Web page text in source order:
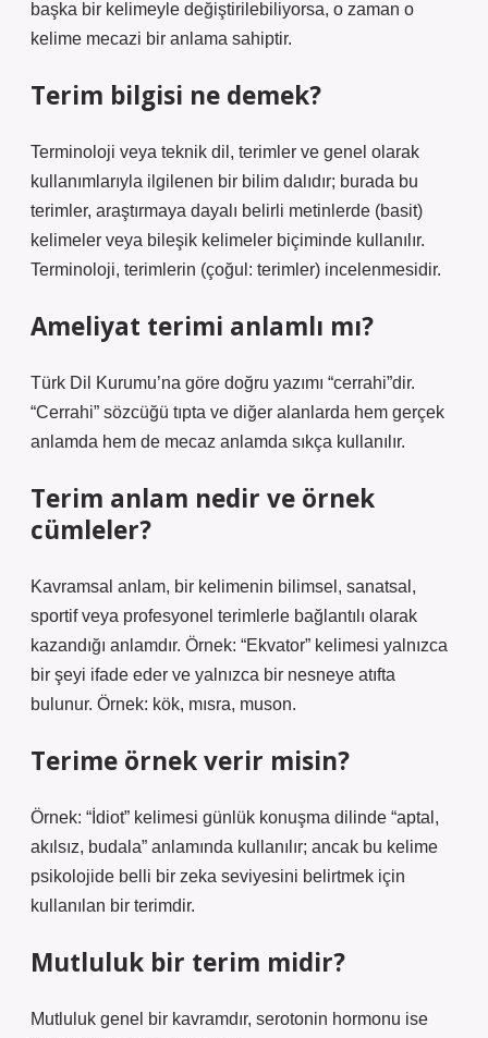
başka bir kelimeyle değiştirilebiliyorsa, o zaman o
kelime mecazi bir anlama sahiptir.
Terim bilgisi ne demek?
Terminoloji veya teknik dil, terimler ve genel olarak
kullanımlarıyla ilgilenen bir bilim dalıdır; burada bu
terimler, araştırmaya dayalı belirli metinlerde (basit)
kelimeler veya bileşik kelimeler biçiminde kullanılır.
Terminoloji, terimlerin (çoğul: terimler) incelenmesidir.
Ameliyat terimi anlamlı mı?
Türk Dil Kurumu’na göre doğru yazımı “cerrahi”dir.
“Cerrahi” sözcüğü tıpta ve diğer alanlarda hem gerçek
anlamda hem de mecaz anlamda sıkça kullanılır.
Terim anlam nedir ve örnek
cümleler?
Kavramsal anlam, bir kelimenin bilimsel, sanatsal,
sportif veya profesyonel terimlerle bağlantılı olarak
kazandığı anlamdır. Örnek: “Ekvator” kelimesi yalnızca
bir şeyi ifade eder ve yalnızca bir nesneye atıfta
bulunur. Örnek: kök, mısra, muson.
Terime örnek verir misin?
Örnek: “İdiot” kelimesi günlük konuşma dilinde “aptal,
akılsız, budala” anlamında kullanılır; ancak bu kelime
psikolojide belli bir zeka seviyesini belirtmek için
kullanılan bir terimdir.
Mutluluk bir terim midir?
Mutluluk genel bir kavramdır, serotonin hormonu ise